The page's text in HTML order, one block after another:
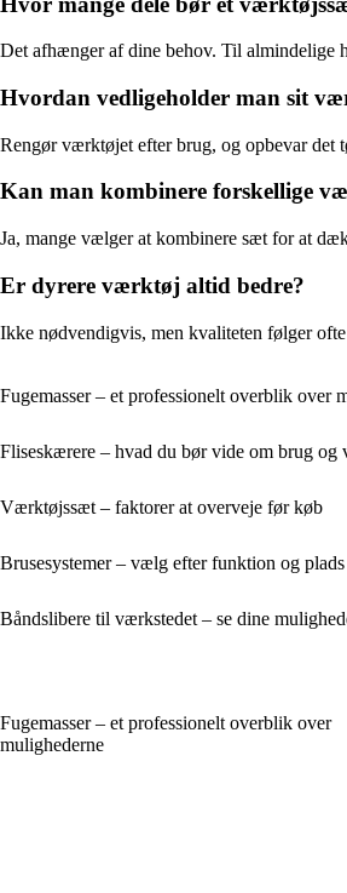
Det afhænger af dine behov. Til almindelige
Hvordan vedligeholder man sit
Rengør værktøjet efter brug, og opbevar det
Kan man kombinere forskellige
Ja, mange vælger at kombinere sæt for at
Er dyrere værktøj altid bedre?
Ikke nødvendigvis, men kvaliteten følger
Fugemasser – et professionelt overblik over
Fliseskærere – hvad du bør vide om brug og
Værktøjssæt – faktorer at overveje før køb
Brusesystemer – vælg efter funktion og plads
Båndslibere til værkstedet – se dine
Fugemasser – et professionelt overblik over
mulighederne